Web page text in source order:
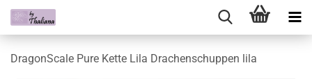
DragonScale Pure Kette Lila Drachenschuppen lila